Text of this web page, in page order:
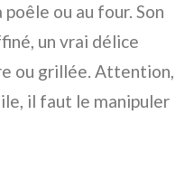
ou au four. Son
un vrai délice
ou grillée. Attention,
il faut le manipuler